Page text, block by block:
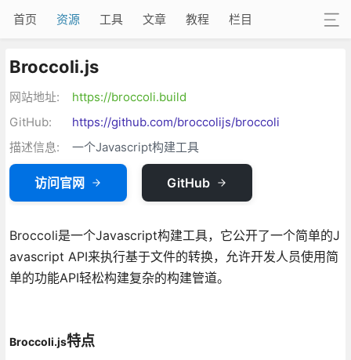
首页 资源 工具 文章 教程 栏目
Broccoli.js
网站地址:
https://broccoli.build
GitHub:
https://github.com/broccolijs/broccoli
描述信息:
一个Javascript构建工具
访问官网 GitHub
Broccoli是一个Javascript构建工具，它公开了一个简单的J
avascript API来执行基于文件的转换，允许开发人员使用简
单的功能API轻松构建复杂的构建管道。
Broccoli.js特点